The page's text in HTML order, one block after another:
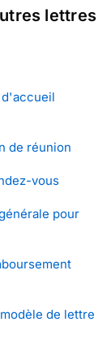
lettres
d'accueil
de réunion
vous
pour
de lettre